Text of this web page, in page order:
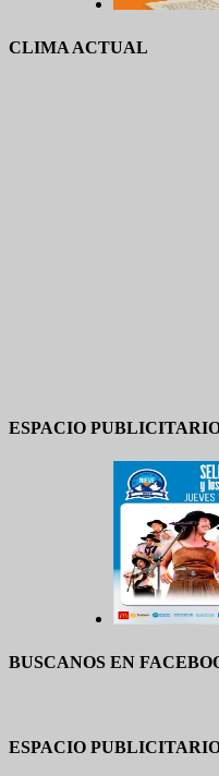
CLIMA ACTUAL
ESPACIO
BUSCANOS EN
ESPACIO